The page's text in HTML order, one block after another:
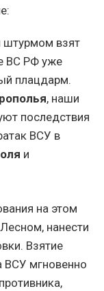
штурмом взят
ВС РФ уже
плацдарм.
, наши
последствия
ВСУ в
и
на этом
нанести
Взятие
ВСУ мгновенно